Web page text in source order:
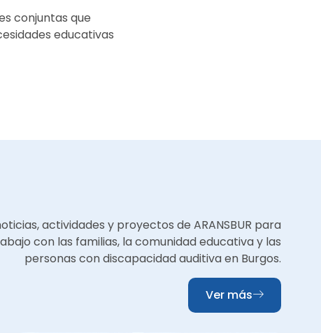
conjuntas que
educativas
actividades y proyectos de ARANSBUR para
con las familias, la comunidad educativa y las
personas con discapacidad auditiva en Burgos.
Ver más